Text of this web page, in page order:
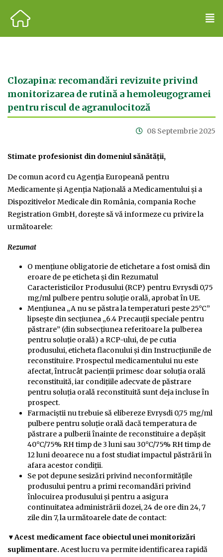
Clozapina: recomandări revizuite privind
monitorizarea de rutină a hemoleugogramei
pentru riscul de agranulocitoză
08 Septembrie 2025
Stimate profesionist din domeniul sănătăţii,
De comun acord cu Agenţia Europeană pentru
Medicamente şi Agenția Națională a Medicamentului și a
Dispozitivelor Medicale din România, compania Roche
Registration GmbH, doreşte să vă informeze cu privire la
următoarele:
Rezumat
O mențiune obligatorie de etichetare a fost omisă din
eroare de pe eticheta și din Rezumatul
Caracteristicilor Produsului (RCP) pentru Evrysdi 0,75
mg/ml pulbere pentru soluţie orală, aprobat în UE.
Mențiunea „A nu se păstra la temperaturi peste 25°C”
lipsește din secțiunea „6.4 Precauții speciale pentru
păstrare” (din subsecțiunea referitoare la pulberea
pentru soluție orală) a RCP-ului, de pe cutia
produsului, eticheta flaconului și din Instrucțiunile de
reconstituire. Prospectul medicamentului nu este
afectat, întrucât pacienții primesc doar soluția orală
reconstituită, iar condițiile adecvate de păstrare
pentru soluția orală reconstituită sunt deja incluse în
prospect.
Farmaciștii nu trebuie să elibereze Evrysdi 0,75 mg/ml
pulbere pentru soluţie orală dacă temperatura de
păstrare a pulberii înainte de reconstituire a depășit
40°C/75% RH timp de 3 luni sau 30°C/75% RH timp de
12 luni deoarece nu a fost studiat impactul păstrării în
afara acestor condiții.
Se pot depune sesizări privind neconformitățile
produsului pentru a primi recomandări privind
înlocuirea produsului și pentru a asigura
continuitatea administrării dozei, 24 de ore din 24, 7
zile din 7, la următoarele date de contact:
▼Acest medicament face obiectul unei monitorizări
suplimentare. Acest lucru va permite identificarea rapidă